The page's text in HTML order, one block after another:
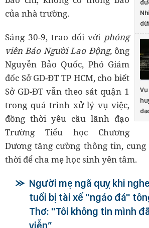
Vụ
của nhà trường.
Sáng 30-9, trao đổi với phóng
viên Báo Người Lao Động,ông
Nguyễn Bảo Quốc, Phó Giám
đốc Sở GD-ĐT TP HCM, cho biết
Sở GD-ĐT vẫn theo sát quận 1
trong quá trình xử lý vụ việc,
đồng thời yêu cầu lãnh đạo
Trường Tiểu học Chương
Dương tăng cường thông tin,
thời để cha mẹ học sinh yên tâm.
Người mẹ ngã quỵ khi
tuổi bị tài xế "ngáo đá"
Thơ: "Tôi không tin mình